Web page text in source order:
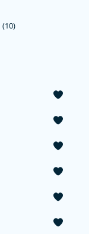
(10)